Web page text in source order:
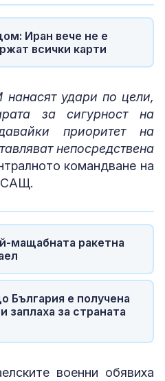
Иран вече не е
всички карти
удари по цели,
за сигурност на
приоритет на
непосредствена
командване на
САЩ.
мащабната ракетна
България е получена
заплаха за страната
военни обявиха